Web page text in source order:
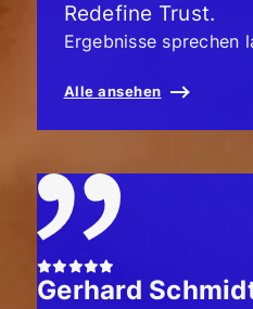
Redefine Trust.
Ergebnisse sprechen
Alle ansehen
Gerhard